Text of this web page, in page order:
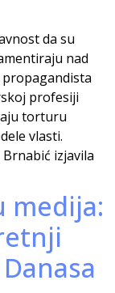
da su
nad
profesiji
torturu
vlasti.
Brnabić izjavila
medija: